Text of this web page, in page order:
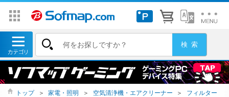
トップ ＞ 家電・照明 ＞ 空気清浄機・エアクリーナー ＞ フィルター